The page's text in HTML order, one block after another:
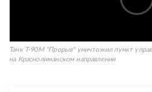
Танк Т-90М "Прорыв" уничтожил пункт
на Краснолиманском направлении